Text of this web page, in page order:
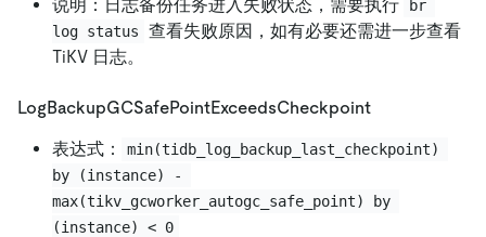
说明：日志备份任务进入失败状态，需要执行
br
log status
查看失败原因，如有必要还需进一步查看
TiKV 日志。
LogBackupGCSafePointExceedsCheckpoint
表达式：
min(tidb_log_backup_last_checkpoint)
by (instance) -
max(tikv_gcworker_autogc_safe_point) by
(instance) < 0